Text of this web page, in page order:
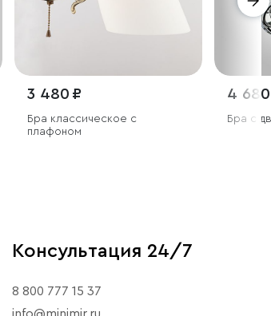
3 480 ₽
Бра классическое с
плафоном
4
Бра с
Консультация 24/7
8 800 777 15 37
info@minimir.ru